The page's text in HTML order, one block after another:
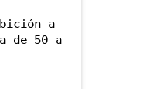
a
de 50 a